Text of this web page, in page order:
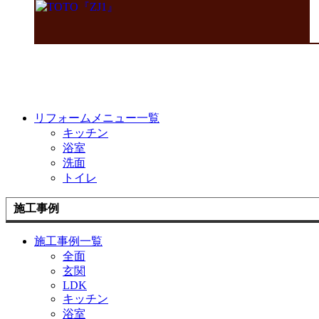
リフォームメニュー一覧
キッチン
浴室
洗面
トイレ
施工事例
施工事例一覧
全面
玄関
LDK
キッチン
浴室